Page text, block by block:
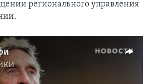
регионального управления